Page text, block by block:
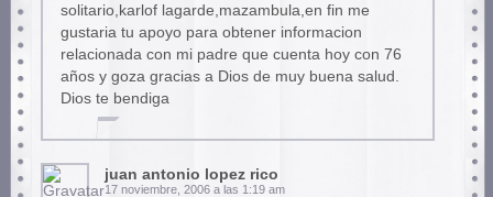
solitario,karlof lagarde,mazambula,en fin me
gustaria tu apoyo para obtener informacion
relacionada con mi padre que cuenta hoy con 76
años y goza gracias a Dios de muy buena salud.
Dios te bendiga
juan antonio lopez rico
17 noviembre, 2006 a las 1:19 am